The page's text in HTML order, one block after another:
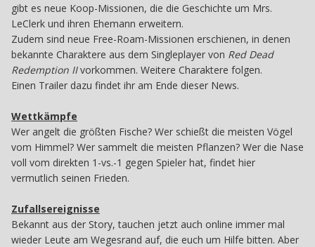
gibt es neue Koop-Missionen, die die Geschichte um Mrs.
LeClerk und ihren Ehemann erweitern.
Zudem sind neue Free-Roam-Missionen erschienen, in denen
bekannte Charaktere aus dem Singleplayer von Red Dead
Redemption IIvorkommen. Weitere Charaktere folgen.
Einen Trailer dazu findet ihr am Ende dieser News.
Wettkämpfe
Wer angelt die größten Fische? Wer schießt die meisten Vögel
vom Himmel? Wer sammelt die meisten Pflanzen? Wer die Nase
voll vom direkten 1-vs.-1 gegen Spieler hat, findet hier
vermutlich seinen Frieden.
Zufallsereignisse
Bekannt aus der Story, tauchen jetzt auch online immer mal
wieder Leute am Wegesrand auf, die euch um Hilfe bitten. Aber